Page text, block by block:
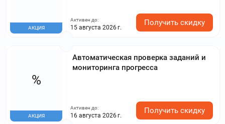
АКЦИЯ
Активен до:
15 августа 2026 г.
Получить скидку
Автоматическая проверка заданий и
мониторинга прогресса
%
АКЦИЯ
Активен до:
16 августа 2026 г.
Получить скидку